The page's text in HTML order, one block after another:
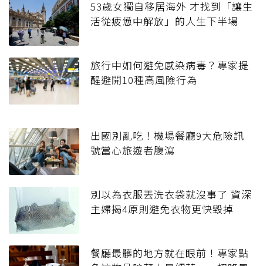
53歲女獨自移居海外 才找到「讓生
活從疲憊中解放」的人生下半場
旅行中如何避免感染病毒？專家提
醒避開10種高風險行為
出國別亂吃！機場餐廳9大危險訊
號當心旅遊者腹瀉
別以為衣服丟洗衣袋就沒事了 資深
主婦揭4原則避免衣物更快毀掉
餐廳最髒的地方就在眼前！專家點